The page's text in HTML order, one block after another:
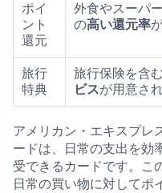
ポイ
ント
還元
外食やスーパ
の高い還元率
旅行
特典
旅行保険を含む
ビスが用意さ
アメリカン・エキスプレ
ードは、日常の支出を効
受できるカードです。こ
日常の買い物に対してポ